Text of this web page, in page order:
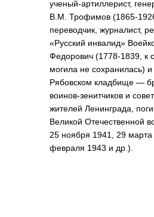
ученый-артиллерист,
В.М. Трофимов (1865-
переводчик, журналист,
«Русский инвалид»
Федорович (1778-1839, к
могила не сохранилась)
Рябовском кладбище —
воинов-зенитчиков и
жителей Ленинграда,
Великой Отечественной
25 ноября 1941, 29
февраля 1943 и др.).